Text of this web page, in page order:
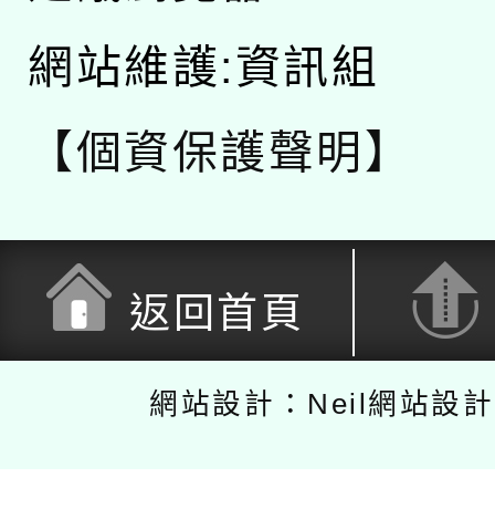
網站維護:資訊組
【個資保護聲明】
返回首頁
網站設計：Neil網站設